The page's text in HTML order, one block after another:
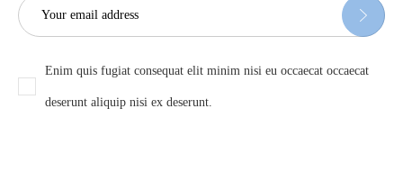
Enim quis fugiat consequat elit minim nisi eu occaecat occaecat
deserunt aliquip nisi ex deserunt.